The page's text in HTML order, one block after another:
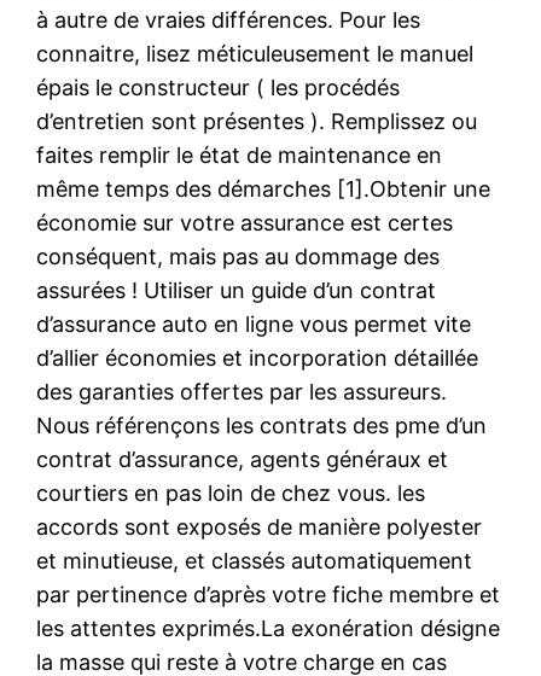
à autre de vraies différences. Pour les
connaitre, lisez méticuleusement le manuel
épais le constructeur ( les procédés
d’entretien sont présentes ). Remplissez ou
faites remplir le état de maintenance en
même temps des démarches [1].Obtenir une
économie sur votre assurance est certes
conséquent, mais pas au dommage des
assurées ! Utiliser un guide d’un contrat
d’assurance auto en ligne vous permet vite
d’allier économies et incorporation détaillée
des garanties offertes par les assureurs.
Nous référençons les contrats des pme d’un
contrat d’assurance, agents généraux et
courtiers en pas loin de chez vous. les
accords sont exposés de manière polyester
et minutieuse, et classés automatiquement
par pertinence d’après votre fiche membre et
les attentes exprimés.La exonération désigne
la masse qui reste à votre charge en cas